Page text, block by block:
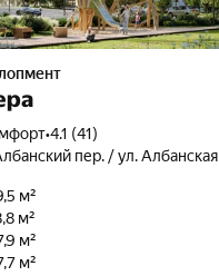
•4.1 (41)
пер. / ул. Албанская
м²
м²
м²
м²